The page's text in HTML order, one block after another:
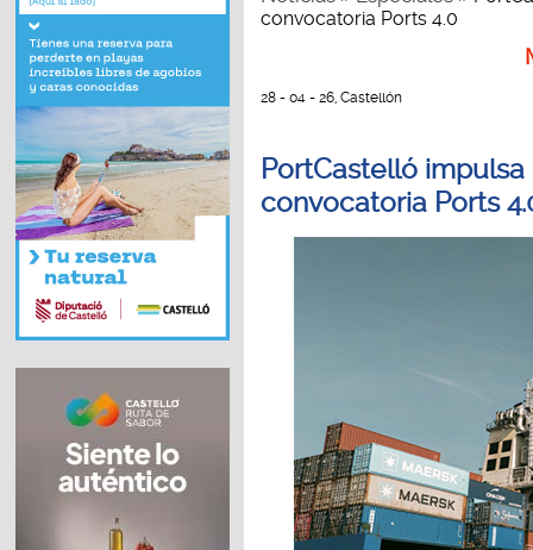
convocatoria Ports 4.0
28 - 04 - 26, Castellón
PortCastelló
convocatoria Ports